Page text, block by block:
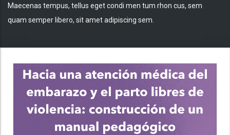
Maecenas tempus, tellus eget condi men tum rhon cus, sem
quam semper libero, sit amet adipiscing sem.